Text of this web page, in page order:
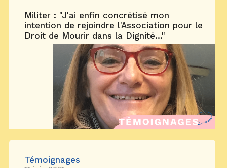
Militer : "J'ai enfin concrétisé mon
intention de rejoindre l'Association pour le
Droit de Mourir dans la Dignité..."
Témoignages